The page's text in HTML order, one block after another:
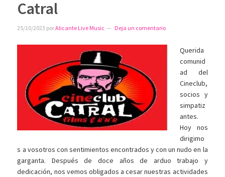
Catral
25/10/2023 porAlicante Live Music Deja un comentario
Querida
comunid
ad del
Cineclub,
socios y
simpatiz
antes.
Hoy nos
dirigimo
s a vosotros con sentimientos encontrados y con un nudo en la
garganta. Después de doce años de arduo trabajo y
dedicación, nos vemos obligados a cesar nuestras actividades